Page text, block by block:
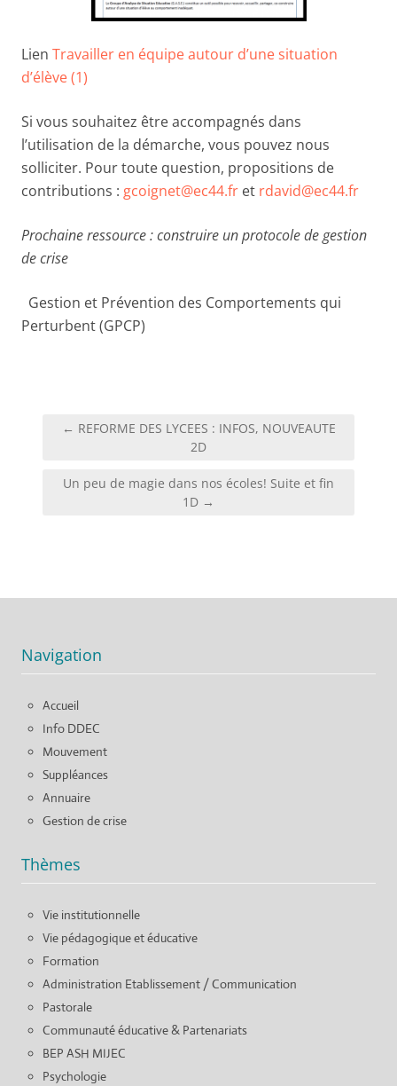
Lien Travailler en équipe autour d’une situation
d’élève (1)
Si vous souhaitez être accompagnés dans
l’utilisation de la démarche, vous pouvez nous
solliciter. Pour toute question, propositions de
contributions : gcoignet@ec44.fr et rdavid@ec44.fr
Prochaine ressource : construire un protocole de gestion
de crise
Gestion et Prévention des Comportements qui
Perturbent (GPCP)
Navigation
← REFORME DES LYCEES : INFOS, NOUVEAUTE
2D
Un peu de magie dans nos écoles! Suite et fin
1D →
Navigation
Accueil
Info DDEC
Mouvement
Suppléances
Annuaire
Gestion de crise
Thèmes
Vie institutionnelle
Vie pédagogique et éducative
Formation
Administration Etablissement / Communication
Pastorale
Communauté éducative & Partenariats
BEP ASH MIJEC
Psychologie